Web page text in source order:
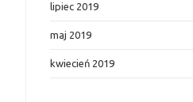
lipiec 2019
maj 2019
kwiecień 2019